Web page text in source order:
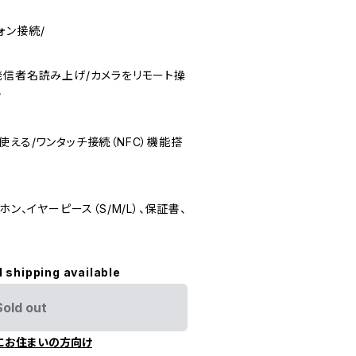
ン接続/
者名読み上げ/カメラをリモート操
る/ワンタッチ接続（NFC）機能搭
ン、イヤーピース（S/M/L）、保証書、
shipping available
out
お住まいの方向け